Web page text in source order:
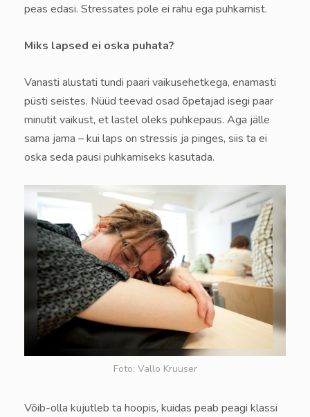
peas edasi. Stressates pole ei rahu ega puhkamist.
Miks lapsed ei oska puhata?
Vanasti alustati tundi paari vaikusehetkega, enamasti
püsti seistes. Nüüd teevad osad õpetajad isegi paar
minutit vaikust, et lastel oleks puhkepaus. Aga jälle
sama jama – kui laps on stressis ja pinges, siis ta ei
oska seda pausi puhkamiseks kasutada.
Foto: Vallo Kruuser
Võib-olla kujutleb ta hoopis, kuidas peab peagi klassi